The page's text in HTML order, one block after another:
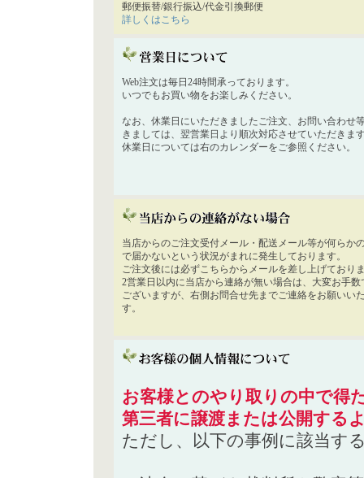
郵便振替/銀行振込/代金引換郵便
詳しくはこちら
Web注文は毎日24時間承っております。
いつでもお買い物をお楽しみください。
なお、休業日にいただきましたご注文、お問い合わせ
きましては、翌営業日より順次対応させていただきま
休業日については右のカレンダーをご参照ください。
当店からのご注文受付メール・配送メール等が何らか
で届かないという状況がまれに発生しております。
ご注文後には必ずこちらからメールを差し上げており
2営業日以内に当店から連絡が無い場合は、大変お手数
ございますが、右側お問合せ先までご連絡をお願いい
す。
お客様とのやり取りの中で得
第三者に譲渡または公開する
ただし、以下の事例に該当す